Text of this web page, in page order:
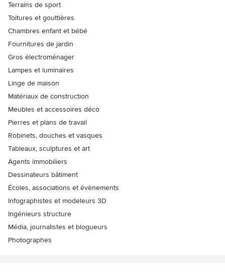
Terrains de sport
Toitures et gouttières
Chambres enfant et bébé
Fournitures de jardin
Gros électroménager
Lampes et luminaires
Linge de maison
Matériaux de construction
Meubles et accessoires déco
Pierres et plans de travail
Robinets, douches et vasques
Tableaux, sculptures et art
Agents immobiliers
Dessinateurs bâtiment
Écoles, associations et évènements
Infographistes et modeleurs 3D
Ingénieurs structure
Média, journalistes et blogueurs
Photographes